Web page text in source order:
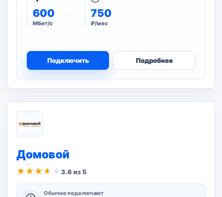
600
Мбит/с
750
₽/мес
Подключить Подробнее
Домовой
★ ★ ★ ★ ★3.6 из 5
Обычно подключают